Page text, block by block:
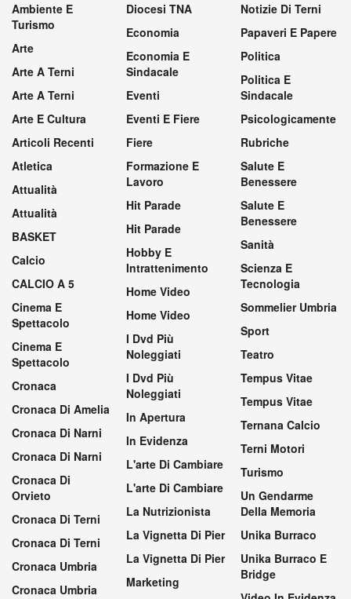
Ambiente E
Turismo
Arte
Arte A Terni
Arte A Terni
Arte E Cultura
Articoli Recenti
Atletica
Attualità
Attualità
BASKET
Calcio
CALCIO A 5
Cinema E
Spettacolo
Cinema E
Spettacolo
Cronaca
Cronaca Di Amelia
Cronaca Di Narni
Cronaca Di Narni
Cronaca Di
Orvieto
Cronaca Di Terni
Cronaca Di Terni
Cronaca Umbria
Cronaca Umbria
Diocesi TNA
Economia
Economia E
Sindacale
Eventi
Eventi E Fiere
Fiere
Formazione E
Lavoro
Hit Parade
Hit Parade
Hobby E
Intrattenimento
Home Video
Home Video
I Dvd Più
Noleggiati
I Dvd Più
Noleggiati
In Apertura
In Evidenza
L'arte Di Cambiare
L'arte Di Cambiare
La Nutrizionista
La Vignetta Di Pier
La Vignetta Di Pier
Marketing
Notizie Di Terni
Papaveri E Papere
Politica
Politica E
Sindacale
Psicologicamente
Rubriche
Salute E
Benessere
Salute E
Benessere
Sanità
Scienza E
Tecnologia
Sommelier Umbria
Sport
Teatro
Tempus Vitae
Tempus Vitae
Ternana Calcio
Terni Motori
Turismo
Un Gendarme
Della Memoria
Unika Burraco
Unika Burraco E
Bridge